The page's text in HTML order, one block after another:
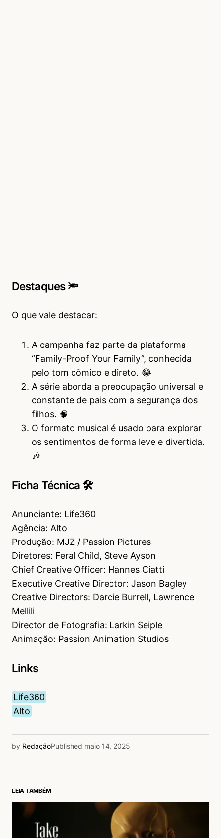
Destaques 🔦
O que vale destacar:
A campanha faz parte da plataforma
“Family-Proof Your Family”, conhecida
pelo tom cômico e direto. 😂
A série aborda a preocupação universal e
constante de pais com a segurança dos
filhos. 🧠
O formato musical é usado para explorar
os sentimentos de forma leve e divertida.
🎶
Ficha Técnica 🛠
Anunciante: Life360
Agência: Alto
Produção: MJZ / Passion Pictures
Diretores: Feral Child, Steve Ayson
Chief Creative Officer: Hannes Ciatti
Executive Creative Director: Jason Bagley
Creative Directors: Darcie Burrell, Lawrence
Mellili
Director de Fotografia: Larkin Seiple
Animação: Passion Animation Studios
Links
Life360
Alto
by RedaçãoPublished maio 14, 2025
LEIA TAMBÉM